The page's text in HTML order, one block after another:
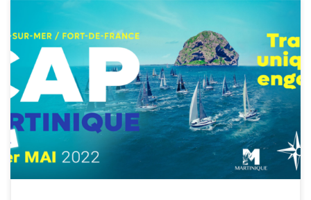
Soutien à l’association Tempo15 Grégoire Dans quelques mois,
Tempo15 Grégoire va traverser l’Atlantique à bord du voilier BE
HAPPY de Frédéric Couture ! Il participera à la transat Cap
Martinique reliant la Trinité sur Mer dans le Morbihan, à Fort de
France en Martinique. Frederic nous parle de l’association ! […]